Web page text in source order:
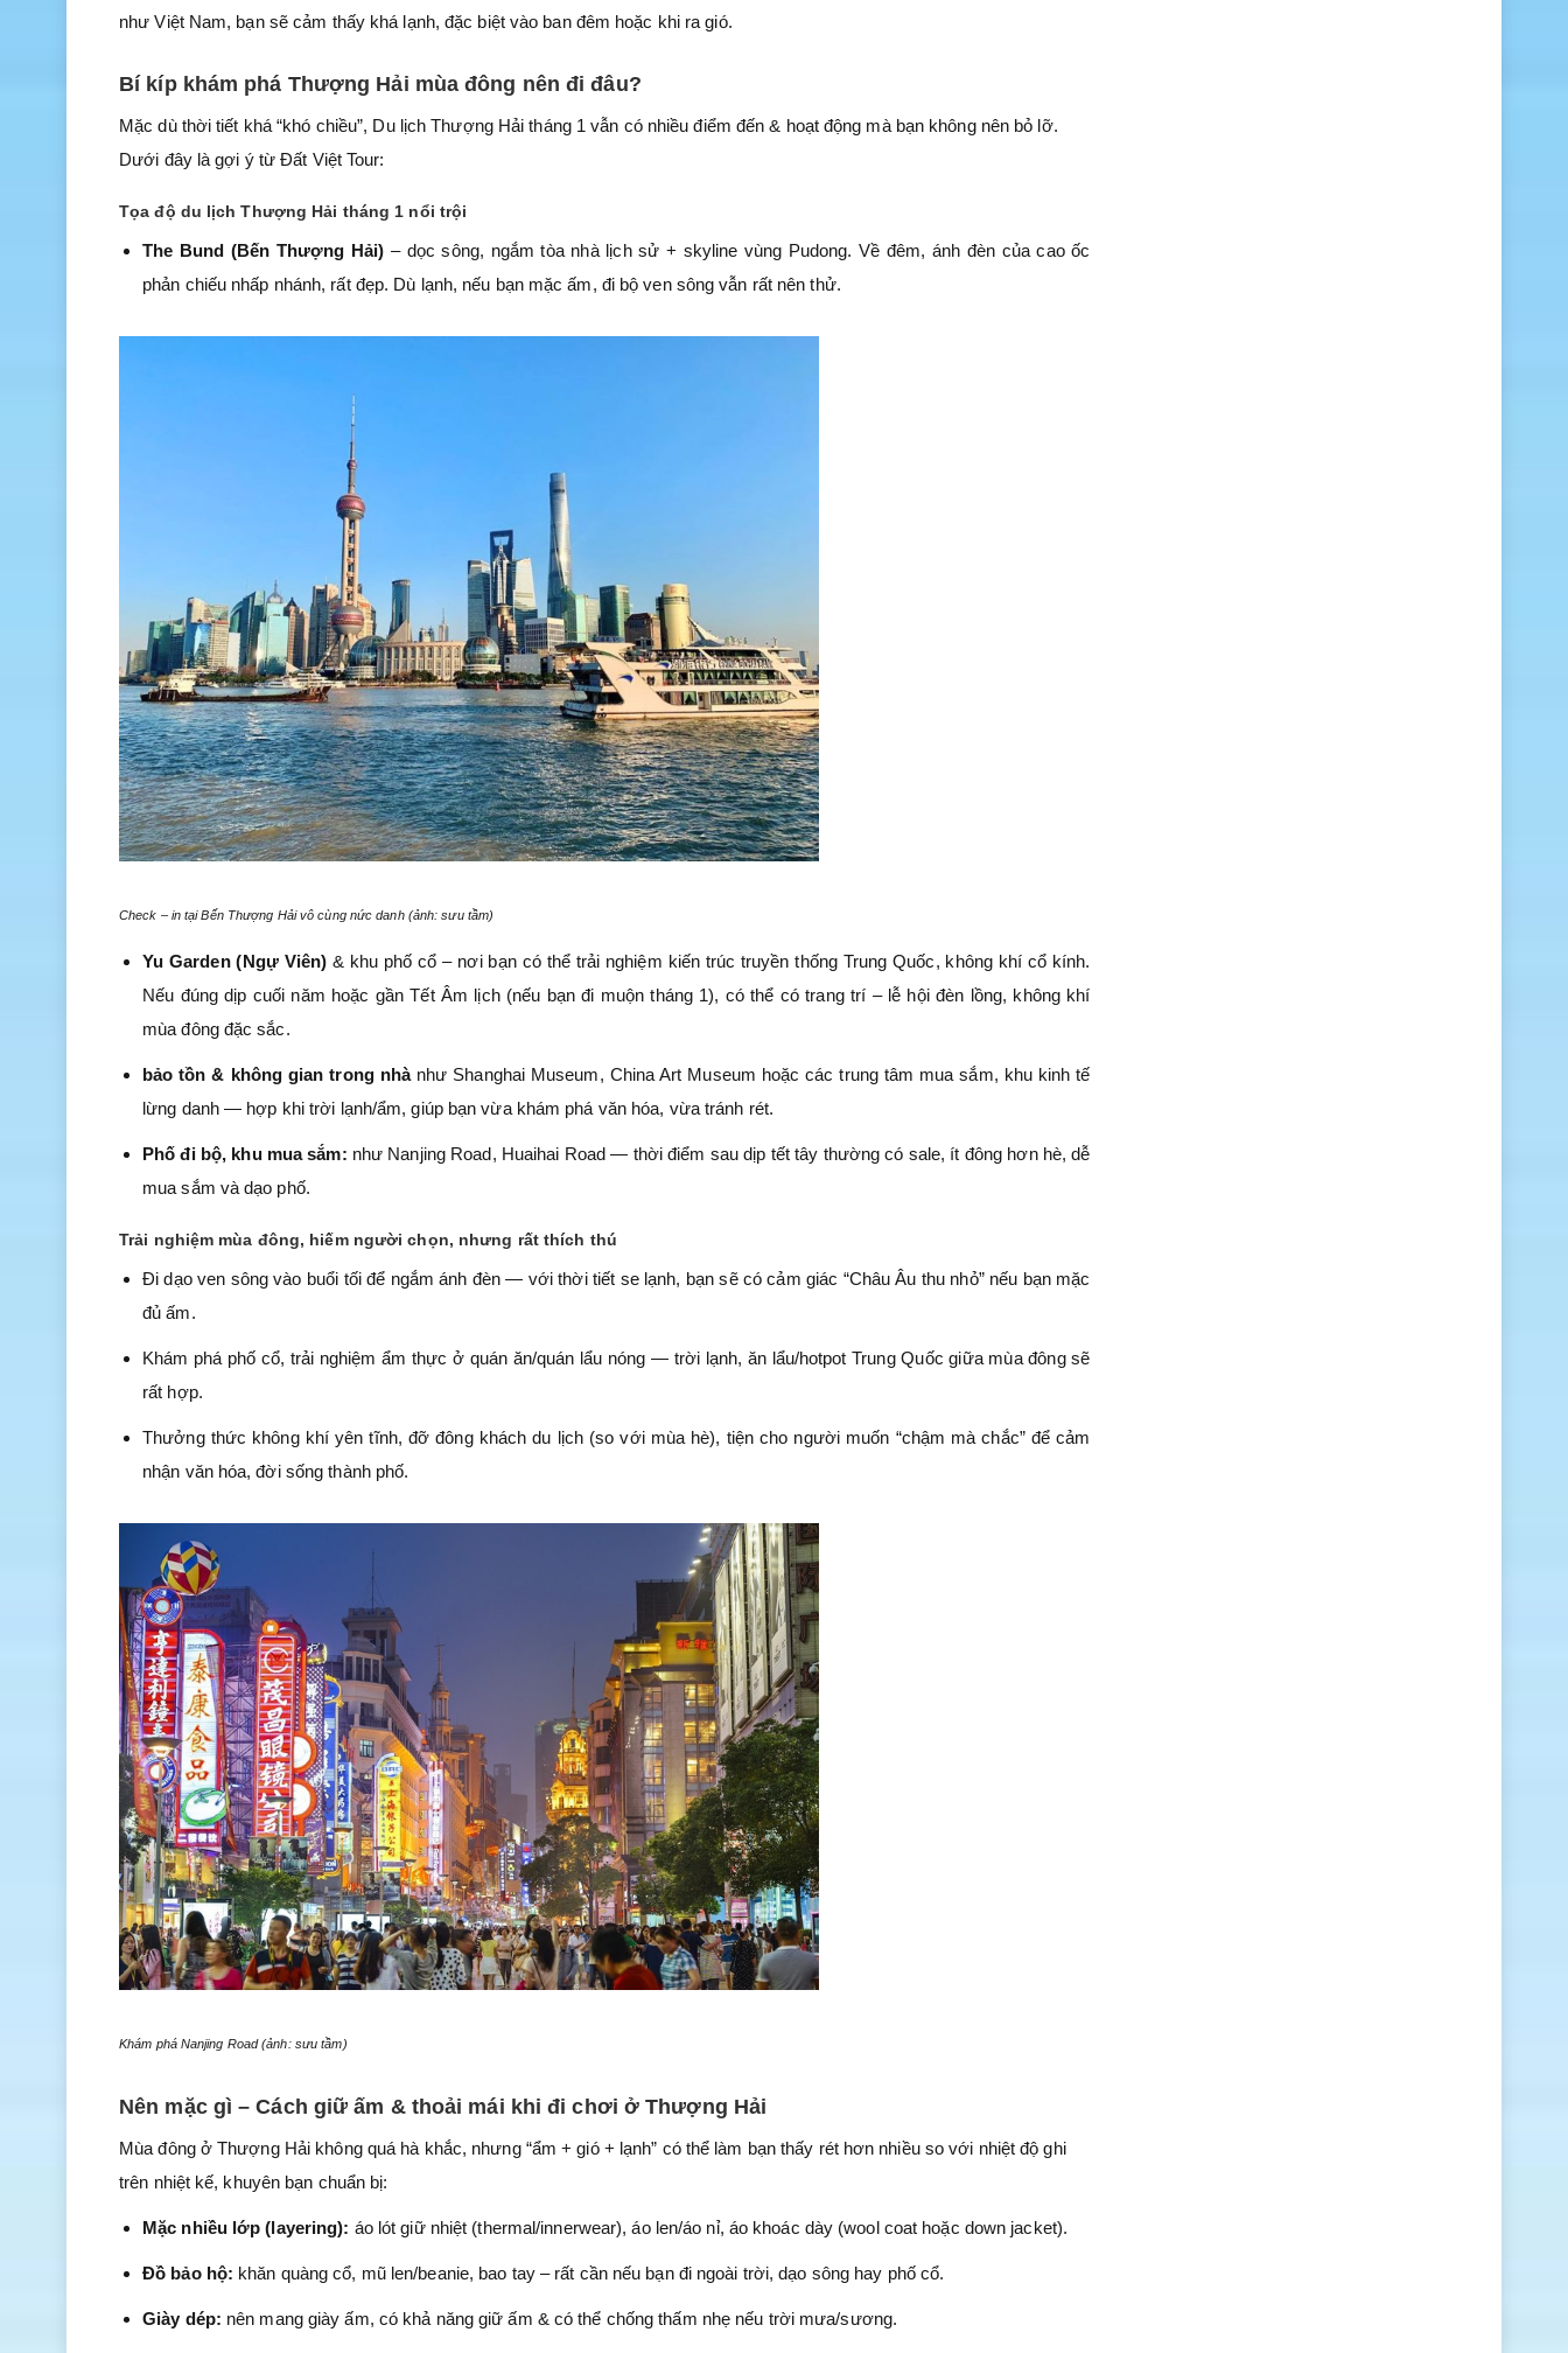
như Việt Nam, bạn sẽ cảm thấy khá lạnh, đặc biệt vào ban đêm hoặc khi ra gió.
Bí kíp khám phá Thượng Hải mùa đông nên đi đâu?
Mặc dù thời tiết khá “khó chiều”, Du lịch Thượng Hải tháng 1 vẫn có nhiều điểm đến & hoạt động mà bạn không nên bỏ lỡ.
Dưới đây là gợi ý từ Đất Việt Tour:
Tọa độ du lịch Thượng Hải tháng 1 nổi trội
The Bund (Bến Thượng Hải) – dọc sông, ngắm tòa nhà lịch sử + skyline vùng Pudong. Về đêm, ánh đèn của cao ốc
phản chiếu nhấp nhánh, rất đẹp. Dù lạnh, nếu bạn mặc ấm, đi bộ ven sông vẫn rất nên thử.
Check – in tại Bến Thượng Hải vô cùng nức danh (ảnh: sưu tầm)
Yu Garden (Ngự Viên) & khu phố cổ – nơi bạn có thể trải nghiệm kiến trúc truyền thống Trung Quốc, không khí cổ kính.
Nếu đúng dịp cuối năm hoặc gần Tết Âm lịch (nếu bạn đi muộn tháng 1), có thể có trang trí – lễ hội đèn lồng, không khí
mùa đông đặc sắc.
bảo tồn & không gian trong nhà như Shanghai Museum, China Art Museum hoặc các trung tâm mua sắm, khu kinh tế
lừng danh — hợp khi trời lạnh/ẩm, giúp bạn vừa khám phá văn hóa, vừa tránh rét.
Phố đi bộ, khu mua sắm: như Nanjing Road, Huaihai Road — thời điểm sau dịp tết tây thường có sale, ít đông hơn hè, dễ
mua sắm và dạo phố.
Trải nghiệm mùa đông, hiếm người chọn, nhưng rất thích thú
Đi dạo ven sông vào buổi tối để ngắm ánh đèn — với thời tiết se lạnh, bạn sẽ có cảm giác “Châu Âu thu nhỏ” nếu bạn mặc
đủ ấm.
Khám phá phố cổ, trải nghiệm ẩm thực ở quán ăn/quán lẩu nóng — trời lạnh, ăn lẩu/hotpot Trung Quốc giữa mùa đông sẽ
rất hợp.
Thưởng thức không khí yên tĩnh, đỡ đông khách du lịch (so với mùa hè), tiện cho người muốn “chậm mà chắc” để cảm
nhận văn hóa, đời sống thành phố.
Khám phá Nanjing Road (ảnh: sưu tầm)
Nên mặc gì – Cách giữ ấm & thoải mái khi đi chơi ở Thượng Hải
Mùa đông ở Thượng Hải không quá hà khắc, nhưng “ẩm + gió + lạnh” có thể làm bạn thấy rét hơn nhiều so với nhiệt độ ghi
trên nhiệt kế, khuyên bạn chuẩn bị:
Mặc nhiều lớp (layering): áo lót giữ nhiệt (thermal/innerwear), áo len/áo nỉ, áo khoác dày (wool coat hoặc down jacket).
Đồ bảo hộ: khăn quàng cổ, mũ len/beanie, bao tay – rất cần nếu bạn đi ngoài trời, dạo sông hay phố cổ.
Giày dép: nên mang giày ấm, có khả năng giữ ấm & có thể chống thấm nhẹ nếu trời mưa/sương.